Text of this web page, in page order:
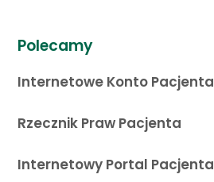
Polecamy
Internetowe Konto Pacjenta
Rzecznik Praw Pacjenta
Internetowy Portal Pacjenta